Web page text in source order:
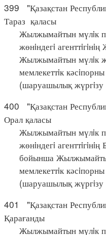
399 "Қазақстан
Тараз қаласы
Жылжымайтын мүлiк
жөнiндегi агенттiгiнiң
Жылжымайтын мүлiк
мемлекеттiк кәсiпорны
(шаруашылық жүргiзу
400 "Қазақстан
Орал қаласы
Жылжымайтын мүлiк
жөнiндегi агенттiгiнiң
бойынша
мемлекеттiк кәсiпорны
(шаруашылық жүргiзу
401 "Қазақстан
Қарағанды
Жылжымайтын мүлiк